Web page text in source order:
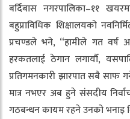
बर्दिबास नगरपालिका–११
बहुप्राविधिक शिक्षालयको
प्रचण्डले भने, “हामीले गत वर्ष
हरकतलाई ठेगान लगायौँ,
प्रतिगमनकारी झारपात सबै साफ
मात्र नभएर अब हुने संसदीय
गठबन्धन कायम रहने उनको भनाइ